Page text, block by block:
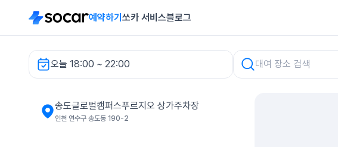
예약하기 쏘카 서비스블로그
오늘 18:00 ~ 22:00
송도글로벌캠퍼스푸르지오 상가주차장 렌터카
송도글로벌캠퍼스푸르지오 상가주차장
인천 연수구 송도동 190-2